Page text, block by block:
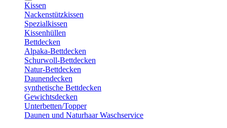
Kissen
Nackenstützkissen
Spezialkissen
Kissenhüllen
Bettdecken
Alpaka-Bettdecken
Schurwoll-Bettdecken
Natur-Bettdecken
Daunendecken
synthetische Bettdecken
Gewichtsdecken
Unterbetten/Topper
Daunen und Naturhaar Waschservice